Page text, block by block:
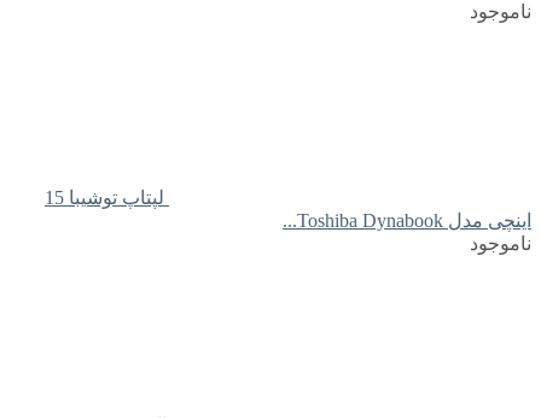
ناموجود
لپتاپ توشیبا 15
اینچی مدل Toshiba Dynabook...
ناموجود